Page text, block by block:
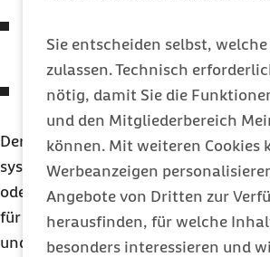
Sie entscheiden selbst, welche
zulassen. Technisch
nötig, damit Sie die
und den Mitgliederbereich
können. Mit weiteren Cookies
Werbeanzeigen
Angebote von Dritten zur
herausfinden, für welche
besonders interessieren und
Krankschreibung und
die Kennzeichnung als Erst- oder
Folgemeldung.
Der Abruf durch die Betriebe erfolgt
systemgeprüften
oder mit dem SV-Meldeportal. Das
für gesetzlich krankenversicherte
und Arbeitnehmerinnen –